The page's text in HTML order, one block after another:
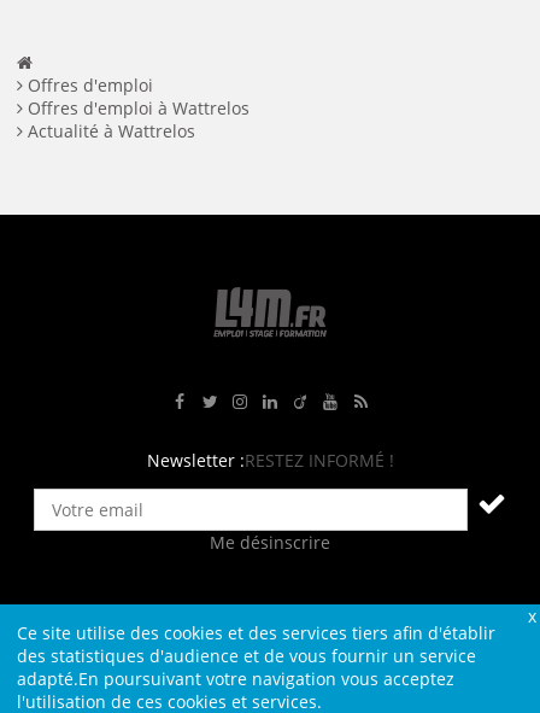
Ce site utilise des cookies et des services tiers afin d'établir
des statistiques d'audience et de vous fournir un service
adapté.En poursuivant votre navigation vous acceptez
l'utilisation de ces cookies et services.
Offres d'emploi
Offres d'emploi à Wattrelos
Actualité à Wattrelos
Newsletter :RESTEZ INFORMÉ !
Me désinscrire
Contact Plan du site Qui sommes-nous ?
Liens
Charte L4M
Conditions Générales